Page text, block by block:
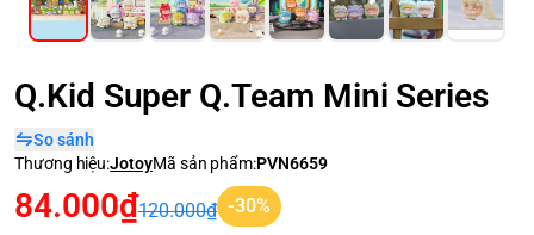
Q.Kid Super Q.Team Mini Series
So sánh
Thương hiệu:JotoyMã sản phẩm:PVN6659
84.000₫120.000₫ -30%